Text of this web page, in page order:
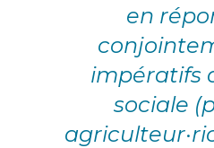
en
impératifs
sociale
agriculteur·